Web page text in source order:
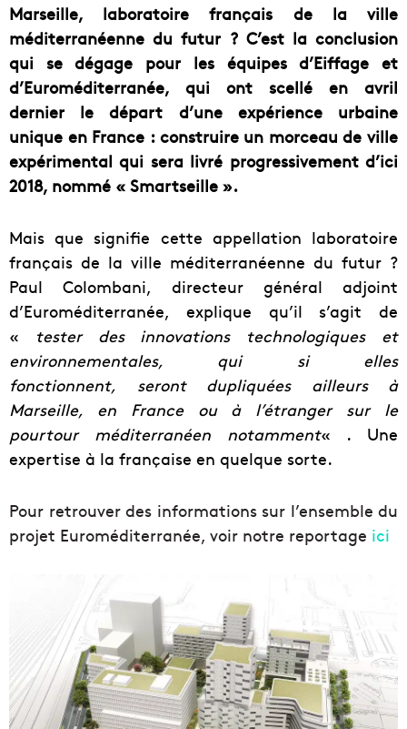
Marseille, laboratoire français de la ville
méditerranéenne du futur ? C’est la conclusion
qui se dégage pour les équipes d’Eiffage et
d’Euroméditerranée, qui ont scellé en avril
dernier le départ d’une expérience urbaine
unique en France : construire un morceau de ville
expérimental qui sera livré progressivement d’ici
2018, nommé « Smartseille ».
Mais que signifie cette appellation laboratoire
français de la ville méditerranéenne du futur ?
Paul Colombani, directeur général adjoint
d’Euroméditerranée, explique qu’il s’agit de
« tester des innovations technologiques et
environnementales, qui si elles
fonctionnent, seront dupliquées ailleurs à
Marseille, en France ou à l’étranger sur le
pourtour méditerranéen notamment« . Une
expertise à la française en quelque sorte.
Pour retrouver des informations sur l’ensemble du
projet Euroméditerranée, voir notre reportage ici